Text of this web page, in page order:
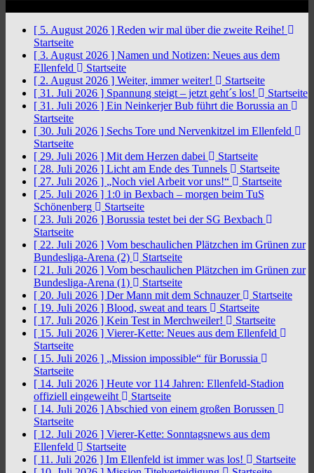
[ 5. August 2026 ] Reden wir mal über die zweite Reihe!
Startseite
[ 3. August 2026 ] Namen und Notizen: Neues aus dem
Ellenfeld
Startseite
[ 2. August 2026 ] Weiter, immer weiter!
Startseite
[ 31. Juli 2026 ] Spannung steigt – jetzt geht´s los!
Startseite
[ 31. Juli 2026 ] Ein Neinkerjer Bub führt die Borussia an
Startseite
[ 30. Juli 2026 ] Sechs Tore und Nervenkitzel im Ellenfeld
Startseite
[ 29. Juli 2026 ] Mit dem Herzen dabei
Startseite
[ 28. Juli 2026 ] Licht am Ende des Tunnels
Startseite
[ 27. Juli 2026 ] „Noch viel Arbeit vor uns!“
Startseite
[ 25. Juli 2026 ] 1:0 in Bexbach – morgen beim TuS
Schönenberg
Startseite
[ 23. Juli 2026 ] Borussia testet bei der SG Bexbach
Startseite
[ 22. Juli 2026 ] Vom beschaulichen Plätzchen im Grünen zur
Bundesliga-Arena (2)
Startseite
[ 21. Juli 2026 ] Vom beschaulichen Plätzchen im Grünen zur
Bundesliga-Arena (1)
Startseite
[ 20. Juli 2026 ] Der Mann mit dem Schnauzer
Startseite
[ 19. Juli 2026 ] Blood, sweat and tears
Startseite
[ 17. Juli 2026 ] Kein Test in Merchweiler!
Startseite
[ 15. Juli 2026 ] Vierer-Kette: Neues aus dem Ellenfeld
Startseite
[ 15. Juli 2026 ] „Mission impossible“ für Borussia
Startseite
[ 14. Juli 2026 ] Heute vor 114 Jahren: Ellenfeld-Stadion
offiziell eingeweiht
Startseite
[ 14. Juli 2026 ] Abschied von einem großen Borussen
Startseite
[ 12. Juli 2026 ] Vierer-Kette: Sonntagsnews aus dem
Ellenfeld
Startseite
[ 11. Juli 2026 ] Im Ellenfeld ist immer was los!
Startseite